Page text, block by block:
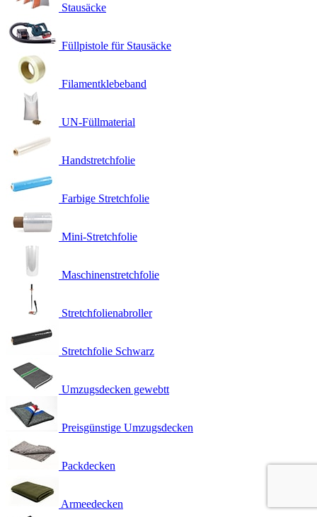
Stausäcke
Füllpistole für Stausäcke
Filamentklebeband
UN-Füllmaterial
Handstretchfolie
Farbige Stretchfolie
Mini-Stretchfolie
Maschinenstretchfolie
Stretchfolienabroller
Stretchfolie Schwarz
Umzugsdecken gewebtt
Preisgünstige Umzugsdecken
Packdecken
Armeedecken